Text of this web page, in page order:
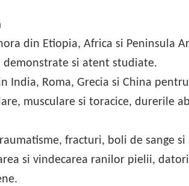
din Etiopia, Africa si Peninsula
si atent studiate.
India, Roma, Grecia si China
musculare si toracice, durerile
fracturi, boli de sange si
si vindecarea ranilor pielii,